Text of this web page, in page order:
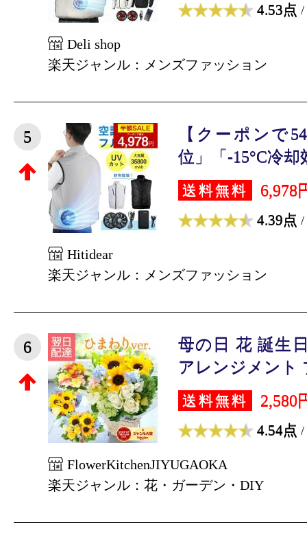
4.53点 /
Deli shop
楽天ジャンル：メンズファッション
5
【クーポンで
位」「-15°C冷却
送料無料 6,978
4.39点 /
Hitidear
楽天ジャンル：メンズファッション
6
母の日 花 誕生
アレンジメント
送料無料 2,580
4.54点 /
FlowerKitchenJIYUGAOKA
楽天ジャンル：花・ガーデン・DIY